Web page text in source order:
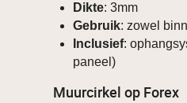
Dikte: 3mm
Gebruik: zowel
Inclusief:
paneel)
Muurcirkel op Forex